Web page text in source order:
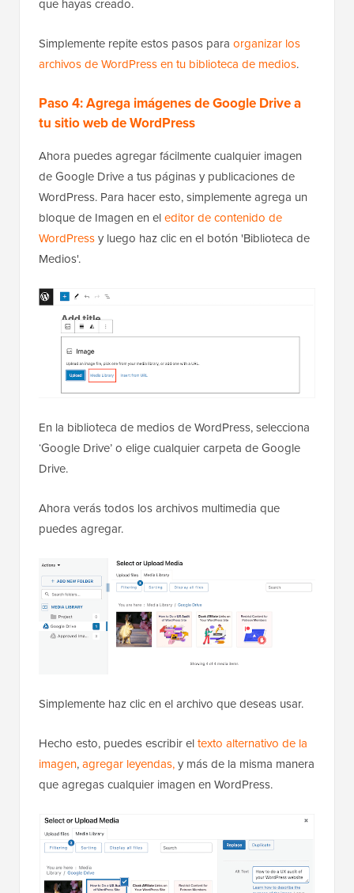
que hayas creado.
Simplemente repite estos pasos para organizar los
archivos de WordPress en tu biblioteca de medios.
Paso 4: Agrega imágenes de Google Drive a
tu sitio web de WordPress
Ahora puedes agregar fácilmente cualquier imagen
de Google Drive a tus páginas y publicaciones de
WordPress. Para hacer esto, simplemente agrega un
bloque de Imagen en eleditor de contenido de
WordPressy luego haz clic en el botón 'Biblioteca de
Medios'.
En la biblioteca de medios de WordPress, selecciona
‘Google Drive’ o elige cualquier carpeta de Google
Drive.
Ahora verás todos los archivos multimedia que
puedes agregar.
Simplemente haz clic en el archivo que deseas usar.
Hecho esto, puedes escribir eltexto alternativo de la
imagen,agregar leyendas,y más de la misma manera
que agregas cualquier imagen en WordPress.